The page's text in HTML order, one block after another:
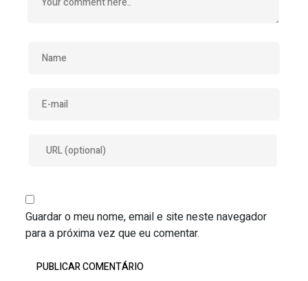
Guardar o meu nome, email e site neste navegador
para a próxima vez que eu comentar.